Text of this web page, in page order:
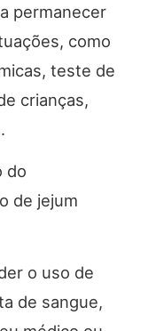
permanecer
como
teste de
crianças,
do
de jejum
o uso de
de sangue,